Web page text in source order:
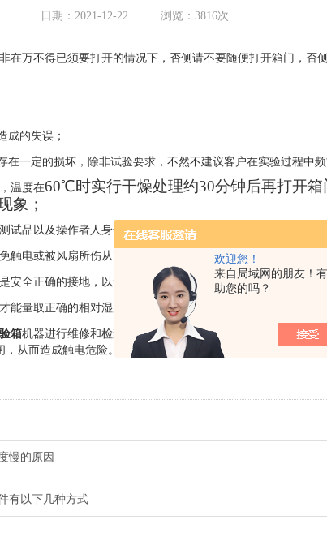
欢迎您！
来自局域网的朋友！
助您的吗？
日期：2021-12-22 浏览：3816次
在万不得已须要打开的情况下，否侧请不要随便打开箱门，否
成的失误；
在一定的损坏，除非试验要求，不然不建议客户在实验过程中频
温度在60℃时实行干燥处理约30分钟后再打开箱
象；
试品以及操作者人身安全的保护设备，一定要定期进行详细的检
触电或被风扇所伤从而发生危险；
安全正确的接地，以免产生静电感应；
能量取正确的相对湿度；
箱机器进行维修和检查，并且在检查时，除了有专职人员进行
从而造成触电危险。
慢的原因
有以下几种方式